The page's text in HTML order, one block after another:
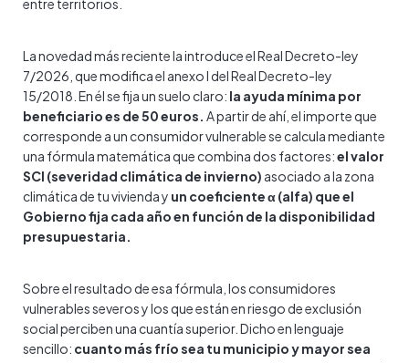
entre territorios.
La novedad más reciente la introduce el Real Decreto-ley
7/2026, que modifica el anexo I del Real Decreto-ley
15/2018. En él se fija un suelo claro: la ayuda mínima por
beneficiario es de 50 euros. A partir de ahí, el importe que
corresponde a un consumidor vulnerable se calcula mediante
una fórmula matemática que combina dos factores:el valor
SCI (severidad climática de invierno) asociado a la zona
climática de tu vivienda y un coeficiente α (alfa) que el
Gobierno fija cada año en función de la disponibilidad
presupuestaria.
Sobre el resultado de esa fórmula, los consumidores
vulnerables severos y los que están en riesgo de exclusión
social perciben una cuantía superior. Dicho en lenguaje
sencillo: cuanto más frío sea tu municipio y mayor sea